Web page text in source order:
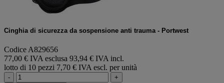
Cinghia di sicurezza da sospensione anti trauma - Portwest
Codice A829656
77,00 € IVA esclusa 93,94 € IVA incl.
lotto di 10 pezzi 7,70 € IVA escl. per unità
-
+